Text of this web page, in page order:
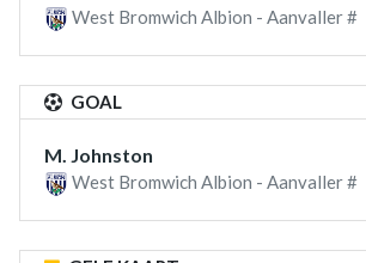
West Bromwich Albion - Aanvaller #
GOAL
M. Johnston
West Bromwich Albion - Aanvaller #